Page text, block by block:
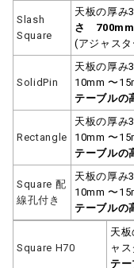
Slash
Square
天板の厚み
さ 700mm
(アジャス
SolidPin
天板の厚み
10mm 〜
テーブル
Rectangle
天板の厚み
10mm 〜
テーブル
Square 配
線孔付き
天板の厚み
10mm 〜
テーブル
Square H70
天
ャ
テ